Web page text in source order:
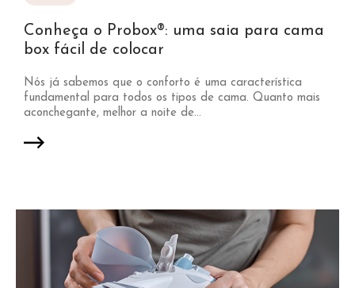
Conheça o Probox®: uma saia para cama
box fácil de colocar
Nós já sabemos que o conforto é uma característica
fundamental para todos os tipos de cama. Quanto mais
aconchegante, melhor a noite de...